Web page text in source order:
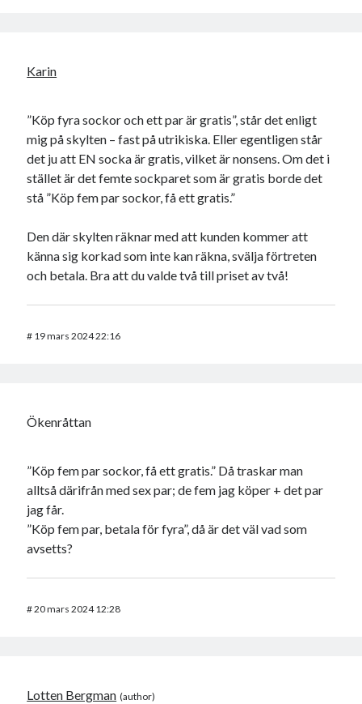
Karin
”Köp fyra sockor och ett par är gratis”, står det enligt
mig på skylten – fast på utrikiska. Eller egentligen står
det ju att EN socka är gratis, vilket är nonsens. Om det i
stället är det femte sockparet som är gratis borde det
stå ”Köp fem par sockor, få ett gratis.”
Den där skylten räknar med att kunden kommer att
känna sig korkad som inte kan räkna, svälja förtreten
och betala. Bra att du valde två till priset av två!
# 19 mars 2024 22:16
Ökenråttan
”Köp fem par sockor, få ett gratis.” Då traskar man
alltså därifrån med sex par; de fem jag köper + det par
jag får.
”Köp fem par, betala för fyra”, då är det väl vad som
avsetts?
#20 mars 2024 12:28
Lotten Bergman